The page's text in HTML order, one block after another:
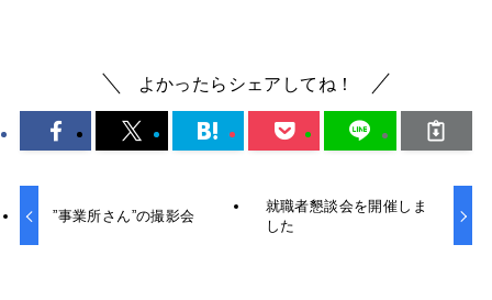
よかったらシェアしてね！
”事業所さん”の撮影会
就職者懇談会を開催しま
した